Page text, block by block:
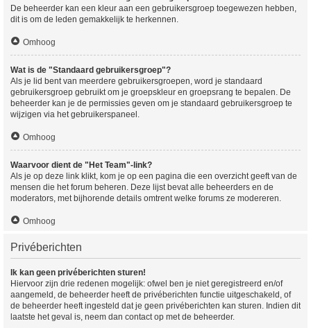
De beheerder kan een kleur aan een gebruikersgroep toegewezen hebben,
dit is om de leden gemakkelijk te herkennen.
Omhoog
Wat is de "Standaard gebruikersgroep"?
Als je lid bent van meerdere gebruikersgroepen, word je standaard
gebruikersgroep gebruikt om je groepskleur en groepsrang te bepalen. De
beheerder kan je de permissies geven om je standaard gebruikersgroep te
wijzigen via het gebruikerspaneel.
Omhoog
Waarvoor dient de "Het Team"-link?
Als je op deze link klikt, kom je op een pagina die een overzicht geeft van de
mensen die het forum beheren. Deze lijst bevat alle beheerders en de
moderators, met bijhorende details omtrent welke forums ze modereren.
Omhoog
Privéberichten
Ik kan geen privéberichten sturen!
Hiervoor zijn drie redenen mogelijk: ofwel ben je niet geregistreerd en/of
aangemeld, de beheerder heeft de privéberichten functie uitgeschakeld, of
de beheerder heeft ingesteld dat je geen privéberichten kan sturen. Indien dit
laatste het geval is, neem dan contact op met de beheerder.